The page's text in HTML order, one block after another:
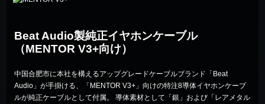
Beat Audio製純正イヤホンケーブル
（MENTOR V3+向け）
中国合肥市に本社を構えるアップグレードケーブルブランド「Beat
Audio」が手掛ける、「MENTOR V3+」向けの特注8導体イヤホンケーブ
ルが純正ケーブルとして付属。 導体素材として「銀」および「レアメタル